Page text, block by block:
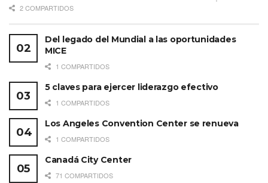
2 COMPARTIDOS
Del legado del Mundial a las oportunidades
MICE
1 COMPARTIDOS
5 claves para ejercer liderazgo efectivo
1 COMPARTIDOS
Los Angeles Convention Center se renueva
1 COMPARTIDOS
Canadá City Center
71 COMPARTIDOS